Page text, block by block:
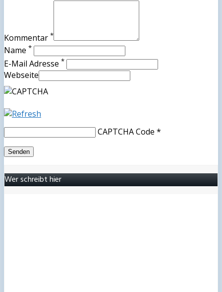
Kommentar *
Name *
E-Mail Adresse *
Webseite
CAPTCHA Code *
Wer schreibt hier